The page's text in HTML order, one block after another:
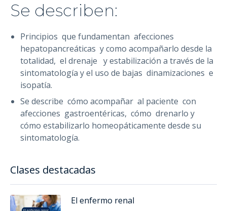
Se describen:
Principios que fundamentan afecciones
hepatopancreáticas y como acompañarlo desde la
totalidad, el drenaje y estabilización a través de la
sintomatología y el uso de bajas dinamizaciones e
isopatía.
Se describe cómo acompañar al paciente con
afecciones gastroentéricas, cómo drenarlo y
cómo estabilizarlo homeopáticamente desde su
sintomatología.
Clases destacadas
El enfermo renal